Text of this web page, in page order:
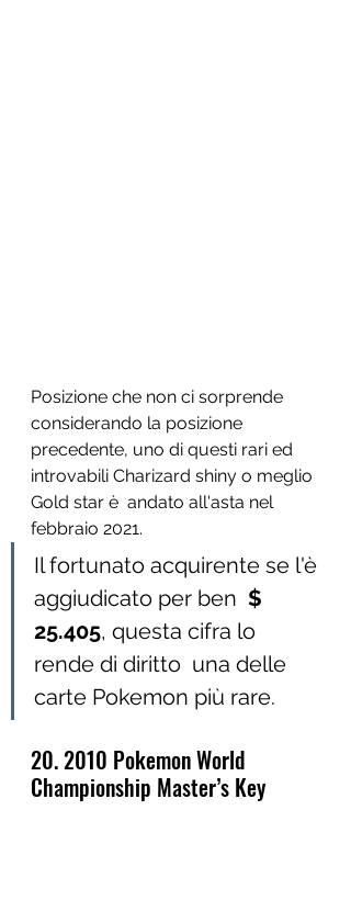
Posizione che non ci sorprende
considerando la posizione
precedente, uno di questi rari ed
introvabili Charizard shiny o meglio
Gold star è  andato all'asta nel
febbraio 2021.
Il fortunato acquirente se l'è
aggiudicato per ben $
25.405, questa cifra lo
rende di diritto  una delle
carte Pokemon più rare.
20. 2010 Pokemon World
Championship Master’s Key